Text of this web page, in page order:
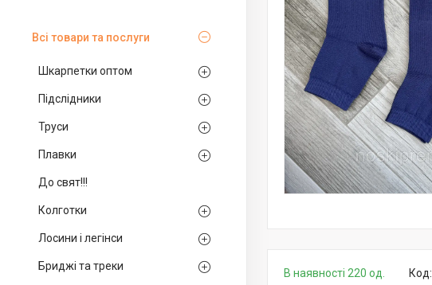
Всі товари та послуги
Шкарпетки оптом
Підслідники
Труси
Плавки
До свят!!!
Колготки
Лосини і легінси
Бриджі та треки
В наявності 220 од. Код: